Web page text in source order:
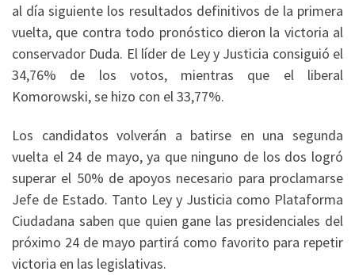
al día siguiente los resultados definitivos de la primera
vuelta, que contra todo pronóstico dieron la victoria al
conservador Duda. El líder de Ley y Justicia consiguió el
34,76% de los votos, mientras que el liberal
Komorowski, se hizo con el 33,77%.
Los candidatos volverán a batirse en una segunda
vuelta el 24 de mayo, ya que ninguno de los dos logró
superar el 50% de apoyos necesario para proclamarse
Jefe de Estado. Tanto Ley y Justicia como Plataforma
Ciudadana saben que quien gane las presidenciales del
próximo 24 de mayo partirá como favorito para repetir
victoria en las legislativas.